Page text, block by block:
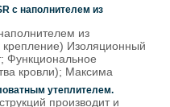
с наполнителем из
из
крепление) Изоляционный
Функциональное
кровли); Максима
утеплителем.
производит и